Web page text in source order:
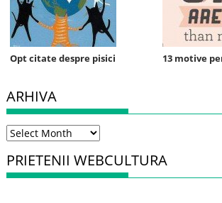
Opt citate despre pisici 13 motive
ARHIVA
Arhiva
PRIETENII WEBCULTURA